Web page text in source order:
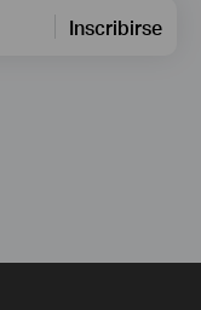
Inscribirse